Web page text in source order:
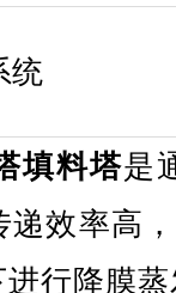
统
填料塔是
效率高
行降膜